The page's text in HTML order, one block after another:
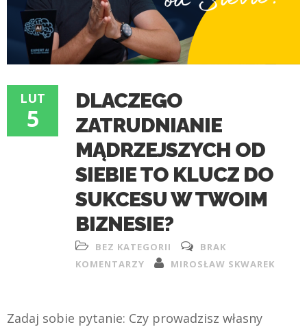
LUT
5
DLACZEGO
ZATRUDNIANIE
MĄDRZEJSZYCH OD
SIEBIE TO KLUCZ DO
SUKCESU W TWOIM
BIZNESIE?
BEZ KATEGORII
BRAK
KOMENTARZY
MIROSŁAW SKWAREK
Zadaj sobie pytanie: Czy prowadzisz własny